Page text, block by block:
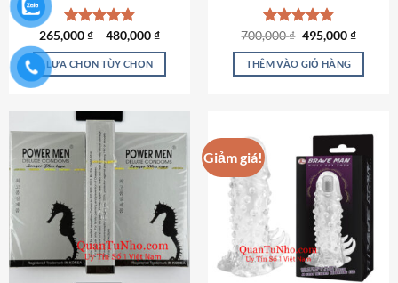
Được xếp
hạng4.87
5 sao
265,000₫ – 480,000₫
LỰA CHỌN TÙY CHỌN
này
có
nhiều
biến
thể.
Các
tùy
chọn
có
Được xếp
hạng4.83
5 sao
700,000₫ Giá
là:
700,000 ₫.
495,000₫Giá
tại
THÊM VÀO GIỎ HÀNG
Giảm giá!